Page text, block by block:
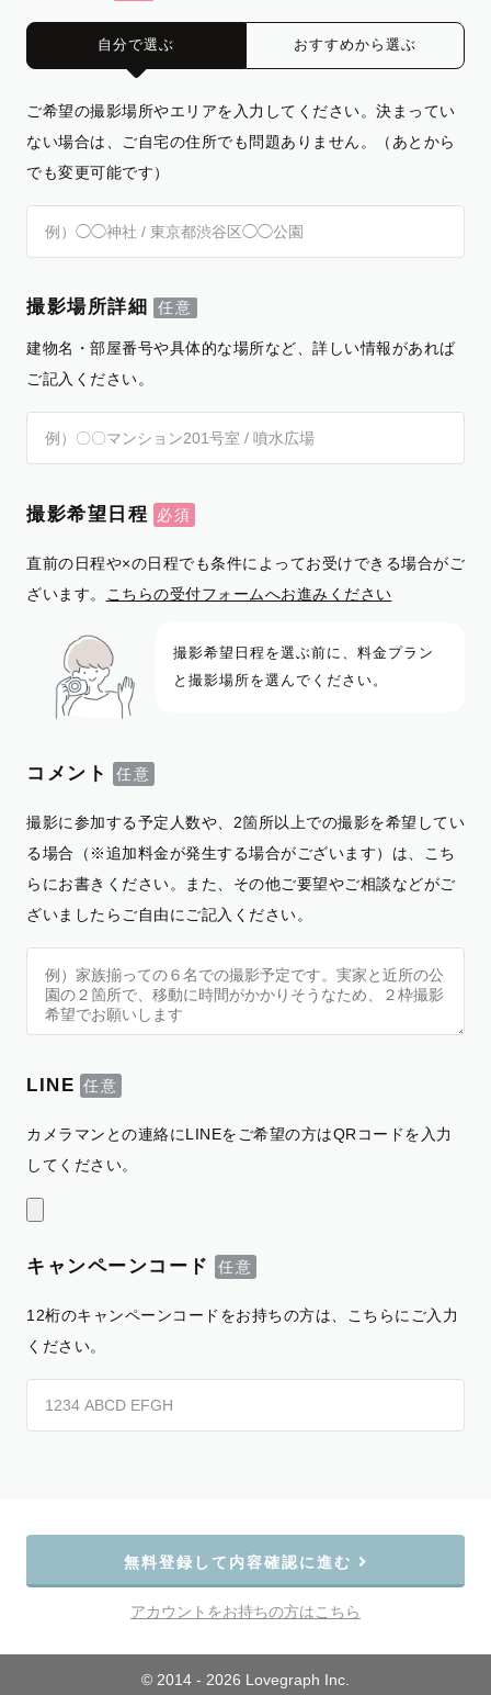
自分で選ぶ おすすめから選ぶ
ご希望の撮影場所やエリアを入力してください。決まってい
ない場合は、ご自宅の住所でも問題ありません。（あとから
でも変更可能です）
撮影場所詳細
建物名・部屋番号や具体的な場所など、詳しい情報があれば
ご記入ください。
撮影希望日程
直前の日程や×の日程でも条件によってお受けできる場合がご
ざいます。
こちらの受付フォームへお進みください
撮影希望日程を選ぶ前に、料金プラン
と撮影場所を選んでください。
コメント
撮影に参加する予定人数や、2箇所以上での撮影を希望してい
る場合（※追加料金が発生する場合がございます）は、こち
らにお書きください。また、その他ご要望やご相談などがご
ざいましたらご自由にご記入ください。
LINE
カメラマンとの連絡にLINEをご希望の方はQRコードを入力
してください。
キャンペーンコード
12桁のキャンペーンコードをお持ちの方は、こちらにご入力
ください。
無料登録して内容確認に進む
アカウントをお持ちの方はこちら
© 2014 - 2026 Lovegraph Inc.